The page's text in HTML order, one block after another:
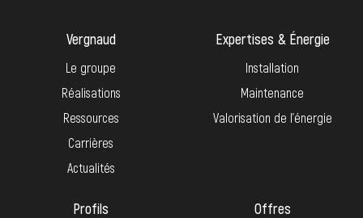
Vergnaud
Le groupe
Réalisations
Ressources
Carrières
Actualités
Expertises & Énergie
Installation
Maintenance
Valorisation de l’énergie
Profils Offres